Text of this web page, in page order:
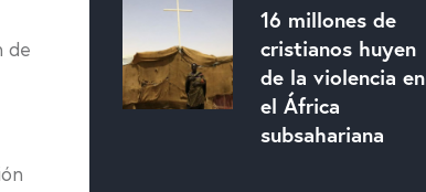
de
16 millones de
cristianos huyen
de la violencia en
el África
subsahariana